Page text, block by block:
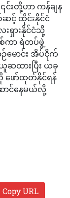
င်းတို့ဟာ ကန်ချန
င့် ထိုင်းနိုင်ငံ
ရှားနိုင်ငံသို့
စ်ကာ ရဲတပ်ဖွဲ့
မောင်း အိပ်ငိုက်
ယူဆထားပြီး ယခု
ဖော်ထုတ်နိုင်ရန်
ောင်နေမယ်လို့
Copy URL